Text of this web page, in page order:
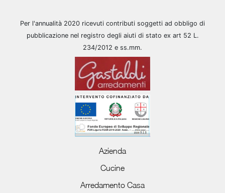
Per l'annualità 2020 ricevuti contributi soggetti ad obbligo di
pubblicazione nel registro degli aiuti di stato ex art 52 L.
234/2012 e ss.mm.
Azienda
Cucine
Arredamento Casa